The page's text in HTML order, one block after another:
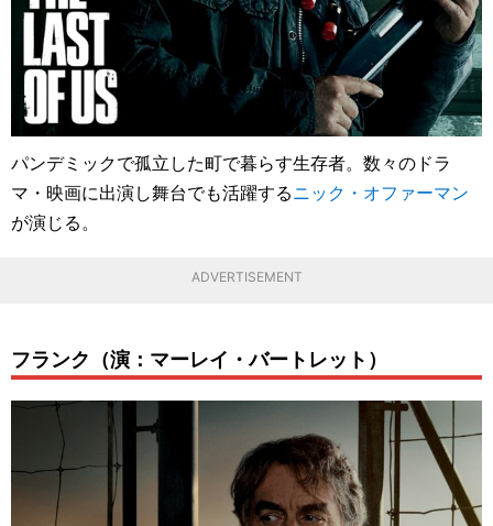
パンデミックで孤立した町で暮らす生存者。数々のドラ
マ・映画に出演し舞台でも活躍するニック・オファーマン
が演じる。
ADVERTISEMENT
フランク（演：マーレイ・バートレット）